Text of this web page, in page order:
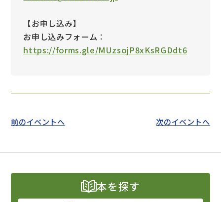
【お申し込み】
お申し込みフォーム ：
https://forms.gle/MUzsojP8xKsRGDdt6
前のイベントへ 次のイベントへ
本を探す